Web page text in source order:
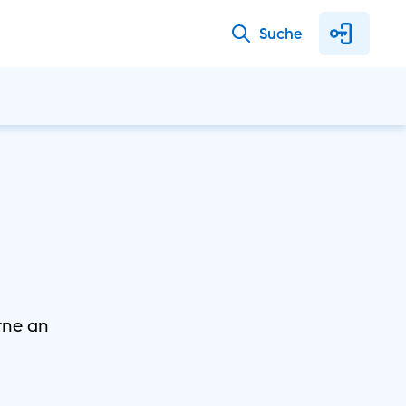
Suche
an